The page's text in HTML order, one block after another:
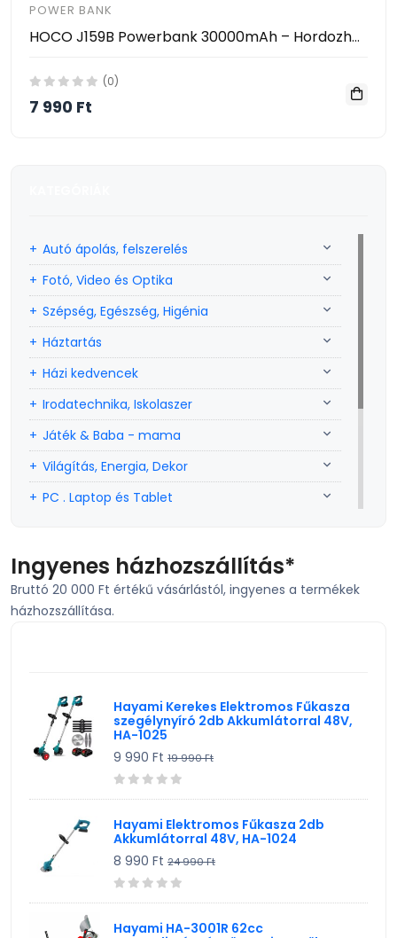
POWER BANK
HOCO J159B Powerbank 30000mAh – Hordozható Gyorstöltő PD/QC Támogatással, 22.5W, 2×USB + Type-C
(0)
7 990 Ft
Autó ápolás, felszerelés
Fotó, Video és Optika
Szépség, Egészség, Higénia
Háztartás
Házi kedvencek
Irodatechnika, Iskolaszer
Játék & Baba - mama
Világítás, Energia, Dekor
PC . Laptop és Tablet
Szerszám, Barkácsolás
Telefon, Okos eszköz, GPS
TV, Szórakoztató elekt, HiFi
Ingyenes házhozszállítás*
Bruttó 20 000 Ft értékű vásárlástól, ingyenes a termékek
házhozszállítása.
Hayami Kerekes Elektromos Fűkasza
szegélynyíró 2db Akkumlátorral 48V,
HA-1025
9 990 Ft 19 990 Ft
Hayami Elektromos Fűkasza 2db
Akkumlátorral 48V, HA-1024
8 990 Ft 24 990 Ft
Hayami HA-3001R 62cc